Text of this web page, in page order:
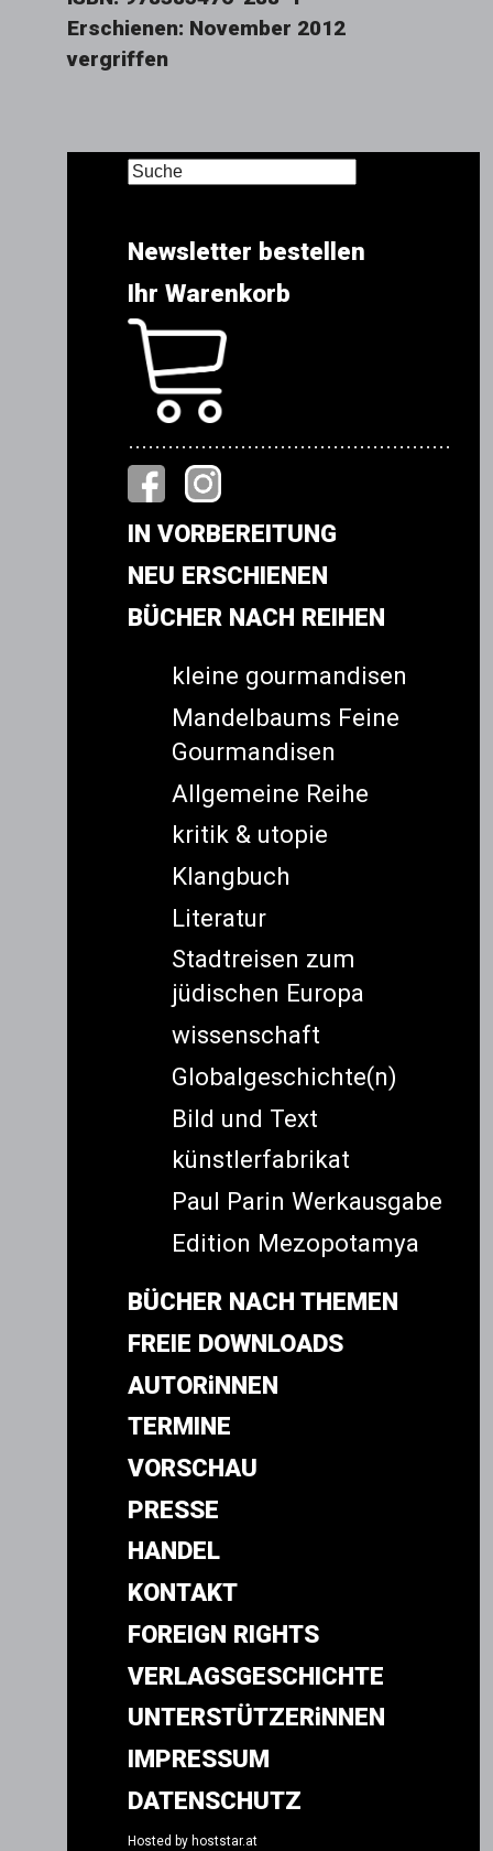
Erschienen: November 2012
vergriffen
Newsletter bestellen
Ihr Warenkorb
.................................................
IN VORBEREITUNG
NEU ERSCHIENEN
BÜCHER NACH REIHEN
kleine gourmandisen
Mandelbaums Feine
Gourmandisen
Allgemeine Reihe
kritik & utopie
Klangbuch
Literatur
Stadtreisen zum
jüdischen Europa
wissenschaft
Globalgeschichte(n)
Bild und Text
künstlerfabrikat
Paul Parin Werkausgabe
Edition Mezopotamya
BÜCHER NACH THEMEN
FREIE DOWNLOADS
AUTORiNNEN
TERMINE
VORSCHAU
PRESSE
HANDEL
KONTAKT
FOREIGN RIGHTS
VERLAGSGESCHICHTE
UNTERSTÜTZERiNNEN
IMPRESSUM
DATENSCHUTZ
Hosted by hoststar.at